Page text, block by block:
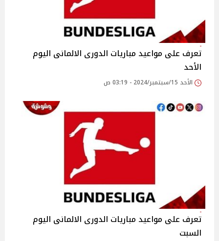
تعرف على مواعيد مباريات الدورى الالمانى اليوم
الأحد
الأحد 15/سبتمبر/2024 - 03:19 ص
تعرف على مواعيد مباريات الدورى الالمانى اليوم
السبت